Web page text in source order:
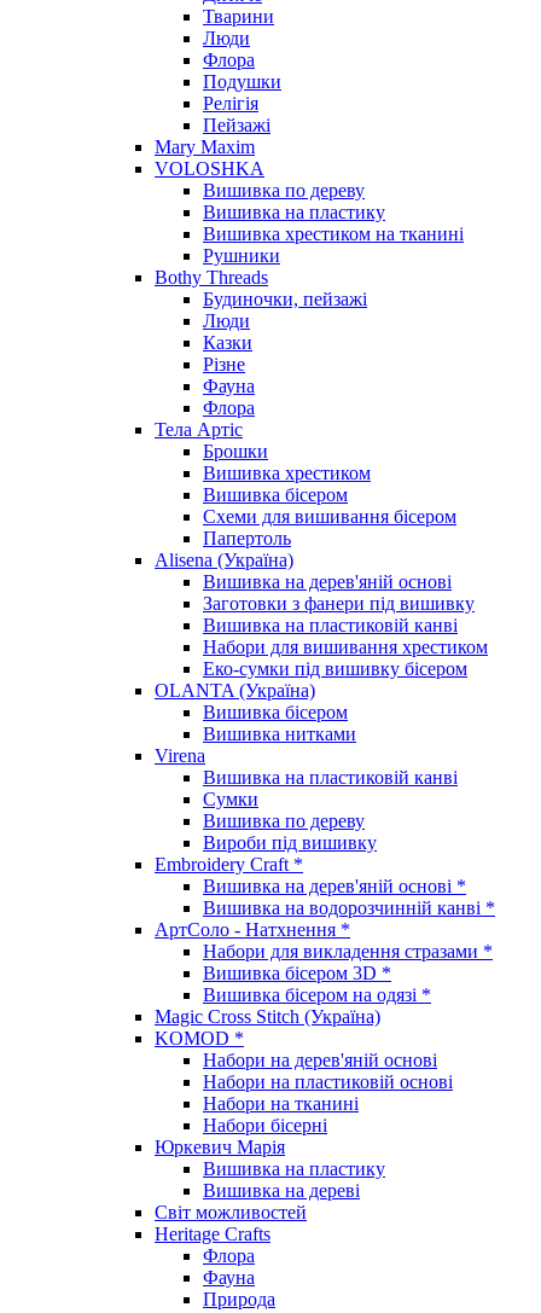
Тварини
Люди
Флора
Подушки
Релігія
Пейзажі
Mary Maxim
VOLOSHKA
Вишивка по дереву
Вишивка на пластику
Вишивка хрестиком на тканині
Рушники
Bothy Threads
Будиночки, пейзажі
Люди
Казки
Різне
Фауна
Флора
Тела Артіс
Брошки
Вишивка хрестиком
Вишивка бісером
Схеми для вишивання бісером
Папертоль
Alisena (Україна)
Вишивка на дерев'яній основі
Заготовки з фанери під вишивку
Вишивка на пластиковій канві
Набори для вишивання хрестиком
Еко-сумки під вишивку бісером
OLANTA (Україна)
Вишивка бісером
Вишивка нитками
Virena
Вишивка на пластиковій канві
Сумки
Вишивка по дереву
Вироби під вишивку
Embroidery Craft *
Вишивка на дерев'яній основі *
Вишивка на водорозчинній канві *
АртСоло - Натхнення *
Набори для викладення стразами *
Вишивка бісером 3D *
Вишивка бісером на одязі *
Magic Cross Stitch (Україна)
KOMOD *
Набори на дерев'яній основі
Набори на пластиковій основі
Набори на тканині
Набори бісерні
Юркевич Марія
Вишивка на пластику
Вишивка на дереві
Світ можливостей
Heritage Crafts
Флора
Фауна
Природа